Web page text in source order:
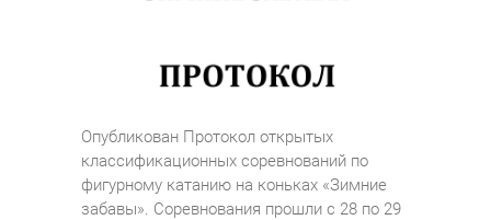
Опубликован Протокол открытых
классификационных соревнований по
фигурному катанию на коньках «Зимние
забавы». Соревнования прошли с 28 по 29